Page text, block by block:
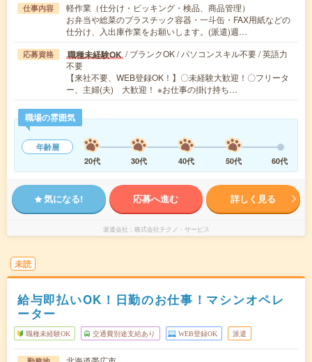
仕事内容
軽作業（仕分け・ピッキング・検品、商品管理）
お弁当や総菜のプラスチック容器・一斗缶・FAX用紙などの
仕分け、入出庫作業をお願いします。(派遣)週…
応募資格 職種未経験OK / ブランクOK / パソコンスキル不要 / 英語力
不要
【来社不要、WEB登録OK！】〇未経験大歓迎！〇フリータ
ー、主婦(夫) 大歓迎！ ※お仕事の掛け持ち…
職場の雰囲気
年齢層
20代
30代 40代 50代 60代
気になる! 応募へ進む 詳しく見る
派遣会社 株式会社テクノ・サービス
未読
給与即払いOK！日勤のお仕事！マシンオペレ
ーター
職種未経験OK 交通費別途支給あり WEB登録OK 派遣